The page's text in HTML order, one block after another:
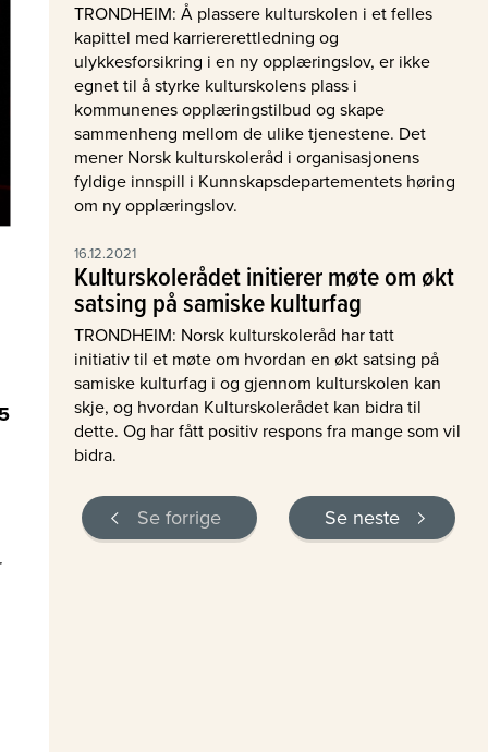
TRONDHEIM: Å plassere kulturskolen i et felles
kapittel med karriererettledning og
ulykkesforsikring i en ny opplæringslov, er ikke
egnet til å styrke kulturskolens plass i
kommunenes opplæringstilbud og skape
sammenheng mellom de ulike tjenestene. Det
mener Norsk kulturskoleråd i organisasjonens
fyldige innspill i Kunnskapsdepartementets høring
om ny opplæringslov.
16.12.2021
Kulturskolerådet initierer møte om økt
satsing på samiske kulturfag
TRONDHEIM: Norsk kulturskoleråd har tatt
initiativ til et møte om hvordan en økt satsing på
samiske kulturfag i og gjennom kulturskolen kan
skje, og hvordan Kulturskolerådet kan bidra til
dette. Og har fått positiv respons fra mange som vil
bidra.
Se forrige Se neste